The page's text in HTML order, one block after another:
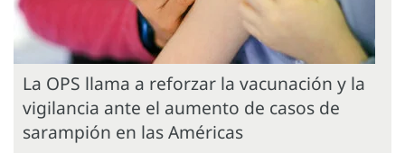
La OPS llama a reforzar la vacunación y la
vigilancia ante el aumento de casos de
sarampión en las Américas